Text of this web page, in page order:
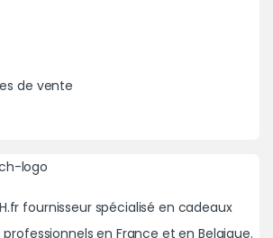
de vente
fournisseur spécialisé en cadeaux
en France et en Belgique.